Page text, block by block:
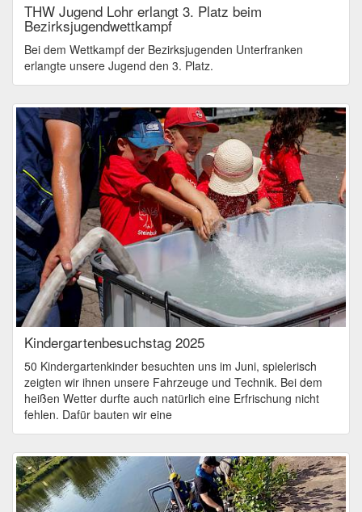
THW Jugend Lohr erlangt 3. Platz beim
Bezirksjugendwettkampf
Bei dem Wettkampf der Bezirksjugenden Unterfranken
erlangte unsere Jugend den 3. Platz.
Kindergartenbesuchstag 2025
50 Kindergartenkinder besuchten uns im Juni, spielerisch
zeigten wir ihnen unsere Fahrzeuge und Technik. Bei dem
heißen Wetter durfte auch natürlich eine Erfrischung nicht
fehlen. Dafür bauten wir eine